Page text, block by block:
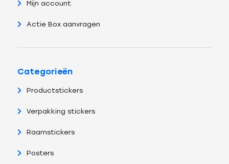
Mijn account
Actie Box aanvragen
Categorieën
Productstickers
Verpakking stickers
Raamstickers
Posters